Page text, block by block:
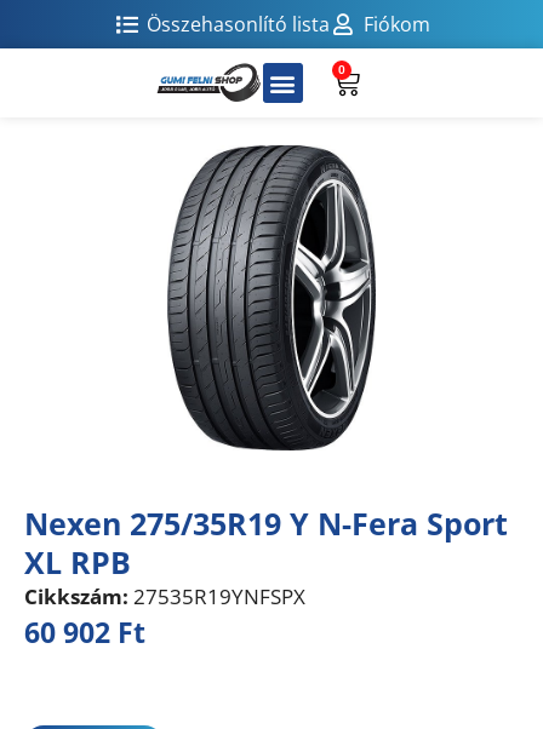
Összehasonlító lista Fiókom
0
Nexen 275/35R19 Y N-Fera Sport
XL RPB
Cikkszám: 27535R19YNFSPX
60 902 Ft